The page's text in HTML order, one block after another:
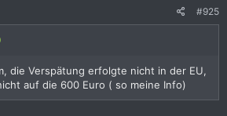
#925
die Verspätung erfolgte nicht in der EU,
auf die 600 Euro ( so meine Info)